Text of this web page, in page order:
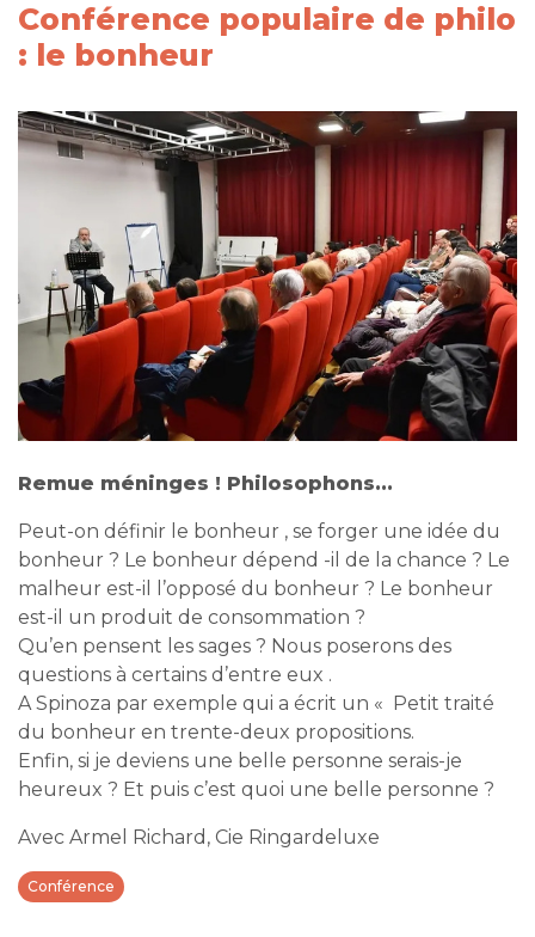
Conférence populaire de philo
: le bonheur
Remue méninges ! Philosophons...
Peut-on définir le bonheur , se forger une idée du
bonheur ? Le bonheur dépend -il de la chance ? Le
malheur est-il l’opposé du bonheur ? Le bonheur
est-il un produit de consommation ?
Qu’en pensent les sages ? Nous poserons des
questions à certains d’entre eux .
A Spinoza par exemple qui a écrit un « Petit traité
du bonheur en trente-deux propositions.
Enfin, si je deviens une belle personne serais-je
heureux ? Et puis c’est quoi une belle personne ?
Avec Armel Richard, Cie Ringardeluxe
Conférence